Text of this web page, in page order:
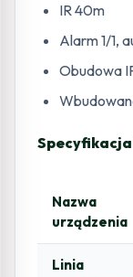
IR 40m
Alarm 1/1,
Obudowa
Nazwa
urządzenia
Linia